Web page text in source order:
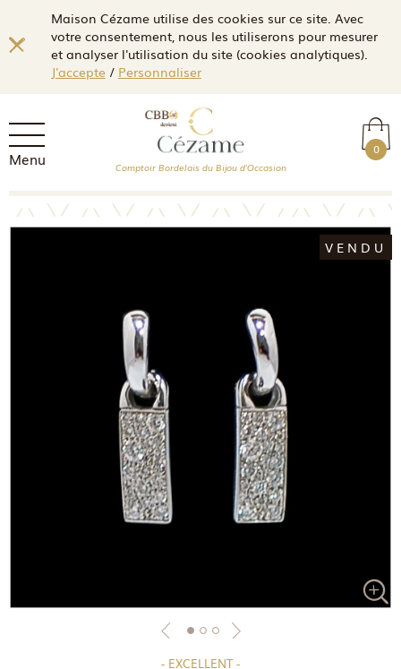
Maison Cézame utilise des cookies sur ce site. Avec
votre consentement, nous les utiliserons pour mesurer
et analyser l'utilisation du site (cookies analytiques).
J'accepte/ Personnaliser
Menu 0
Comptoir Bordelais du Bijou d'Occasion
VENDU
- EXCELLENT -